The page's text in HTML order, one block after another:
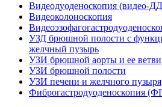
Видеодуоденоскопия (видео-
Видеоколоноскопия
УЗД брюшной полости с
желчный пузырь
УЗИ брюшной аорты и ее ветви
УЗИ брюшной полости
УЗИ печени и желчного пузыря
Фиброгастродуоденоскопия